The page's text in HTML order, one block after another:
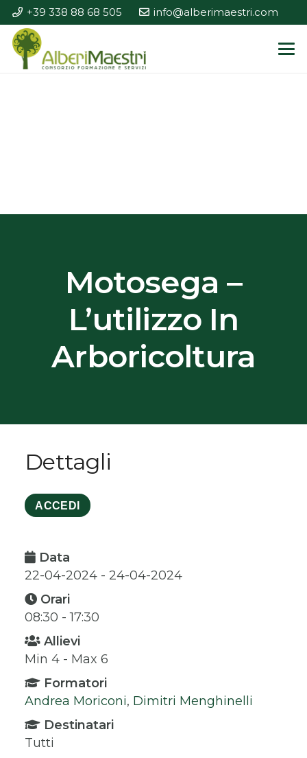
+39 338 88 68 505 info@alberimaestri.com
Motosega –
L’utilizzo In
Arboricoltura
Dettagli
ACCEDI
Data
22-04-2024 - 24-04-2024
Orari
08:30 - 17:30
Allievi
Min 4 - Max 6
Formatori
Andrea Moriconi, Dimitri Menghinelli
Destinatari
Tutti